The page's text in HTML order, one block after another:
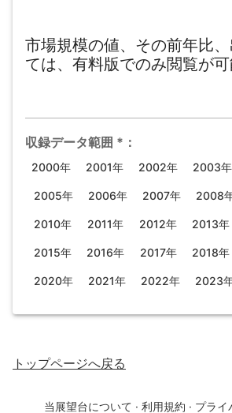
市場規模の値、その前年比
ては、有料版でのみ閲覧が可
収録データ範囲 * ：
2000年 2001年 2002年 2003年
2005年 2006年 2007年 2008
2010年 2011年 2012年 2013年
2015年 2016年 2017年 2018年
2020年 2021年 2022年 2023
トップページへ戻る
当展望台について · 利用規約 · プライ